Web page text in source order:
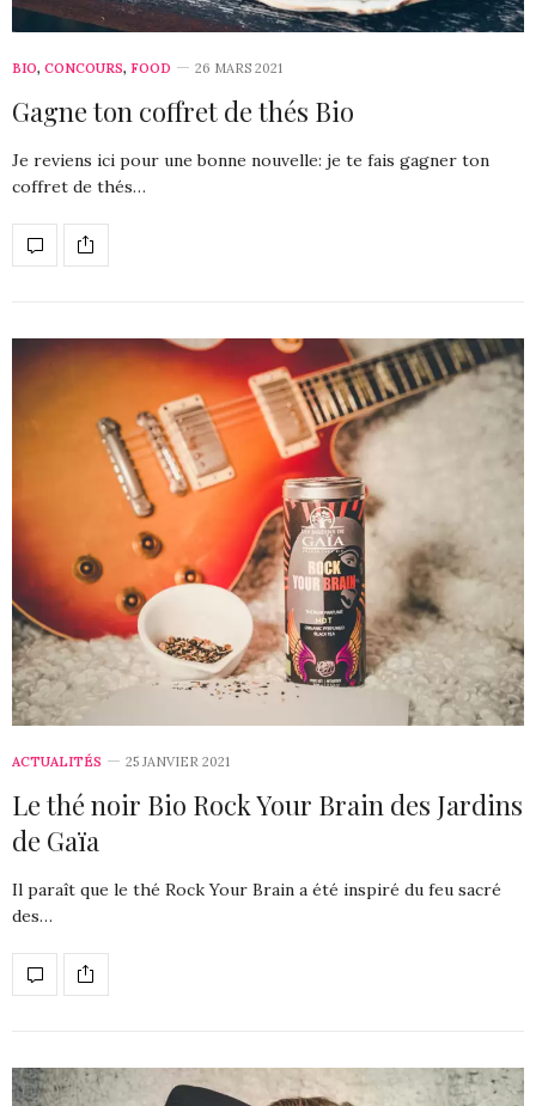
BIO, CONCOURS, FOOD 26 MARS 2021
Gagne ton coffret de thés Bio
Je reviens ici pour une bonne nouvelle: je te fais gagner ton
coffret de thés…
ACTUALITÉS 25 JANVIER 2021
Le thé noir Bio Rock Your Brain des Jardins
de Gaïa
Il paraît que le thé Rock Your Brain a été inspiré du feu sacré
des…